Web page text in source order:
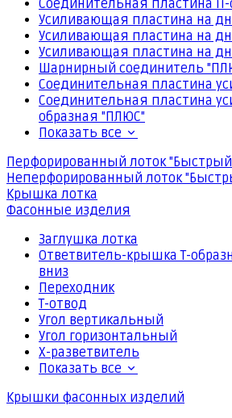
Соединительная пластина
Усиливающая пластина на
Усиливающая пластина на
Усиливающая пластина на
Шарнирный соединитель
Соединительная пластина
Соединительная пластина
образная "ПЛЮС"
Показать все
Перфорированный лоток
Неперфорированный лоток
Крышка лотка
Фасонные изделия
Заглушка лотка
Ответвитель-крышка Т-
вниз
Переходник
Т-отвод
Угол вертикальный
Угол горизонтальный
Х-разветвитель
Показать все
Крышки фасонных изделий